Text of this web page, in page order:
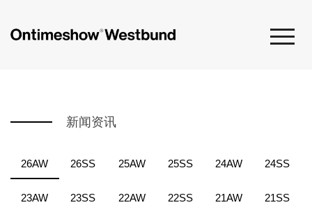
新闻资讯
26AW 26SS 25AW 25SS 24AW 24SS
23AW 23SS 22AW 22SS 21AW 21SS